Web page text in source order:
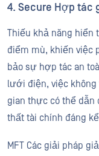
4. Secure Hợp tác
Thiếu khả năng hiển
điểm mù, khiến việc
bảo sự hợp tác an
lưới điện, việc
gian thực có thể dẫn
thất tài chính đáng
MFT Các giải pháp